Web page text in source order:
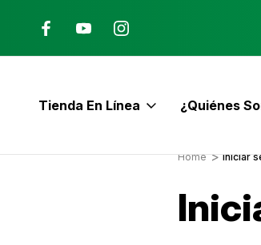
Costa Rica
ENVÍO GRATIS con
Tienda En Línea ¿Quiénes
Home Iniciar